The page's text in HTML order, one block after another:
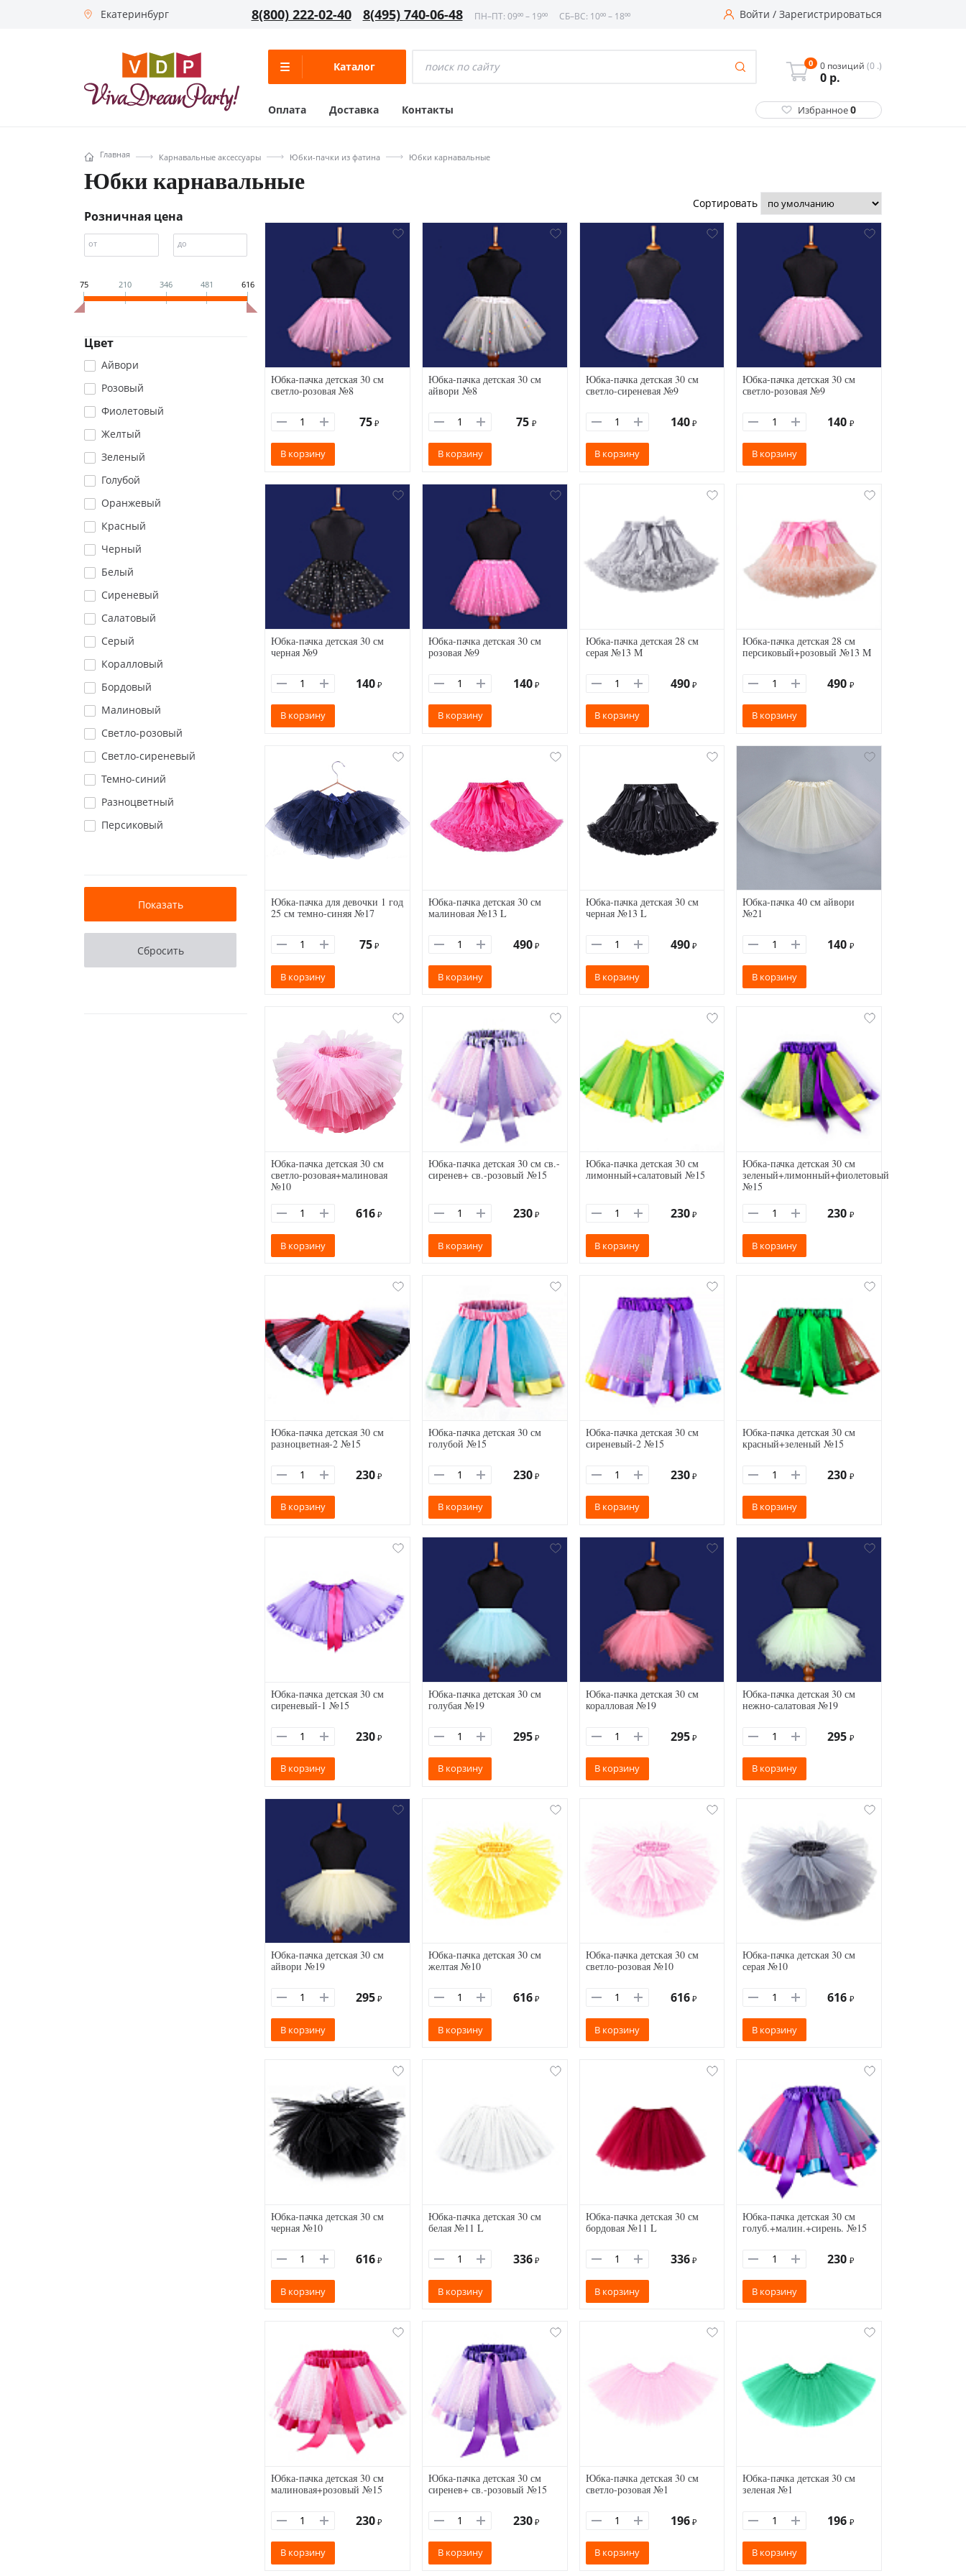
Екатеринбург 8(800) 222-02-40 8(495) 740-06-48 ПН–ПТ: 09⁰⁰ – 19⁰⁰ СБ–ВС: 10⁰⁰ – 18⁰⁰ Войти / Зарегистрироваться
Каталог 0 0 позиций (0 .)
0 р.
Оплата Доставка Контакты Избранное0
Главная Карнавальные аксессуары Юбки-пачки из фатина Юбки карнавальные
Юбки карнавальные
Розничная цена
от до
75 210 346 481 616
Цвет
Айвори
Розовый
Фиолетовый
Желтый
Зеленый
Голубой
Оранжевый
Красный
Черный
Белый
Сиреневый
Салатовый
Серый
Коралловый
Бордовый
Малиновый
Светло-розовый
Светло-сиреневый
Темно-синий
Разноцветный
Персиковый
Сортировать
Юбка-пачка детская 30 см
светло-розовая №8
75 ₽
В корзину
Юбка-пачка детская 30 см
айвори №8
75 ₽
В корзину
Юбка-пачка детская 30 см
светло-сиреневая №9
140 ₽
В корзину
Юбка-пачка детская 30 см
светло-розовая №9
140 ₽
В корзину
Юбка-пачка детская 30 см
черная №9
140 ₽
В корзину
Юбка-пачка детская 30 см
розовая №9
140 ₽
В корзину
Юбка-пачка детская 28 см
серая №13 М
490 ₽
В корзину
Юбка-пачка детская 28 см
персиковый+розовый №13 M
490 ₽
В корзину
Юбка-пачка для девочки 1 год
25 см темно-синяя №17
75 ₽
В корзину
Юбка-пачка детская 30 см
малиновая №13 L
490 ₽
В корзину
Юбка-пачка детская 30 см
черная №13 L
490 ₽
В корзину
Юбка-пачка 40 см айвори
№21
140 ₽
В корзину
Юбка-пачка детская 30 см
светло-розовая+малиновая
№10
616 ₽
В корзину
Юбка-пачка детская 30 см св.-
сиренев+ св.-розовый №15
230 ₽
В корзину
Юбка-пачка детская 30 см
лимонный+салатовый №15
230 ₽
В корзину
Юбка-пачка детская 30 см
зеленый+лимонный+фиолетовый
№15
230 ₽
В корзину
Юбка-пачка детская 30 см
разноцветная-2 №15
230 ₽
В корзину
Юбка-пачка детская 30 см
голубой №15
230 ₽
В корзину
Юбка-пачка детская 30 см
сиреневый-2 №15
230 ₽
В корзину
Юбка-пачка детская 30 см
красный+зеленый №15
230 ₽
В корзину
Юбка-пачка детская 30 см
сиреневый-1 №15
230 ₽
В корзину
Юбка-пачка детская 30 см
голубая №19
295 ₽
В корзину
Юбка-пачка детская 30 см
коралловая №19
295 ₽
В корзину
Юбка-пачка детская 30 см
нежно-салатовая №19
295 ₽
В корзину
Юбка-пачка детская 30 см
айвори №19
295 ₽
В корзину
Юбка-пачка детская 30 см
желтая №10
616 ₽
В корзину
Юбка-пачка детская 30 см
светло-розовая №10
616 ₽
В корзину
Юбка-пачка детская 30 см
серая №10
616 ₽
В корзину
Юбка-пачка детская 30 см
черная №10
616 ₽
В корзину
Юбка-пачка детская 30 см
белая №11 L
336 ₽
В корзину
Юбка-пачка детская 30 см
бордовая №11 L
336 ₽
В корзину
Юбка-пачка детская 30 см
голуб.+малин.+сирень. №15
230 ₽
В корзину
Юбка-пачка детская 30 см
малиновая+розовый №15
230 ₽
В корзину
Юбка-пачка детская 30 см
сиренев+ св.-розовый №15
230 ₽
В корзину
Юбка-пачка детская 30 см
светло-розовая №1
196 ₽
В корзину
Юбка-пачка детская 30 см
зеленая №1
196 ₽
В корзину